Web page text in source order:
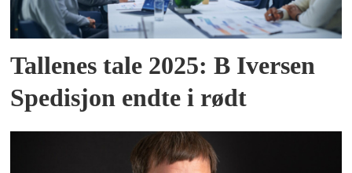
Tallenes tale 2025: B Iversen
Spedisjon endte i rødt